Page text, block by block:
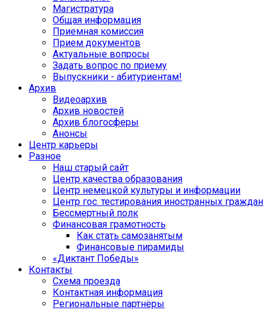
Магистратура
Общая информация
Приемная комиссия
Прием документов
Актуальные вопросы
Задать вопрос по приему
Выпускники - абитуриентам!
Архив
Видеоархив
Архив новостей
Архив блогосферы
Анонсы
Центр карьеры
Разное
Наш старый сайт
Центр качества образования
Центр немецкой культуры и информации
Центр гос. тестирования иностранных граждан
Бессмертный полк
Финансовая грамотность
Как стать самозанятым
Финансовые пирамиды
«Диктант Победы»
Контакты
Схема проезда
Контактная информация
Региональные партнёры